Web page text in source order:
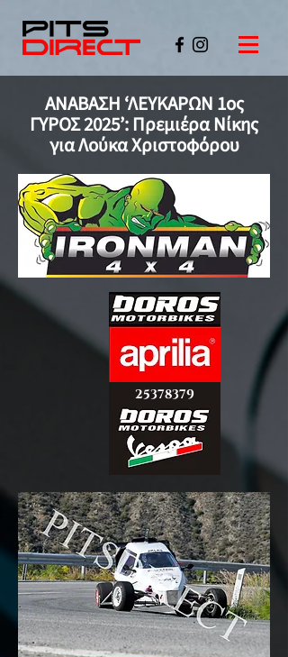
ΑΝΑΒΑΣΗ ‘ΛΕΥΚΑΡΩΝ 1ος
ΓΥΡΟΣ 2025’: Πρεμιέρα Νίκης
για Λούκα Χριστοφόρου
©PITSDIRECT
25378379